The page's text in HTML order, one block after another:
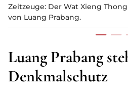
Zeitzeuge: Der Wat Xieng
von Luang Prabang.
Luang Prabang
Denkmalschutz